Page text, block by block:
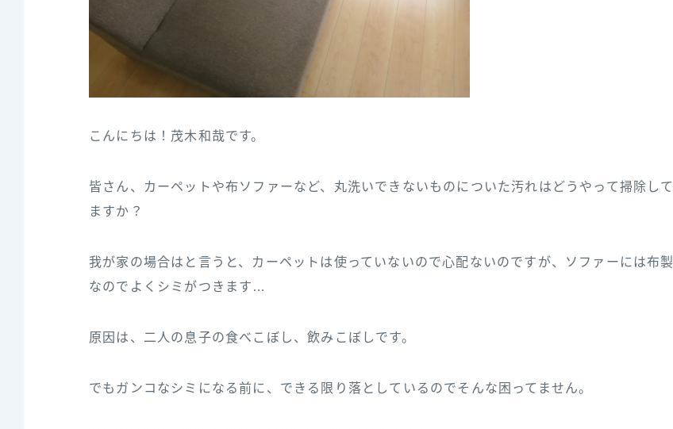
こんにちは！茂木和哉です。
皆さん、カーペットや布ソファーなど、丸洗いできないものについた汚れはどうやって掃除して
ますか？
我が家の場合はと言うと、カーペットは使っていないので心配ないのですが、ソファーには布製
なのでよくシミがつきます…
原因は、二人の息子の食べこぼし、飲みこぼしです。
でもガンコなシミになる前に、できる限り落としているのでそんな困ってません。